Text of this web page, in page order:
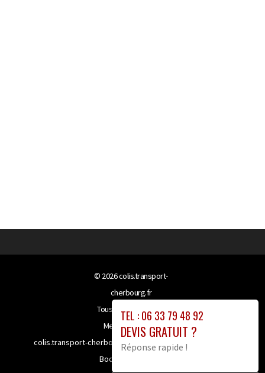
TEL : 06 33 79 48 92
DEVIS GRATUIT ?
Réponse rapide !
© 2026colis.transport-
cherbourg.fr
Tous droits réservés
Mentions légales
colis.transport-cherbourg.fr bénéficie de la technologie
Booster-site proxy